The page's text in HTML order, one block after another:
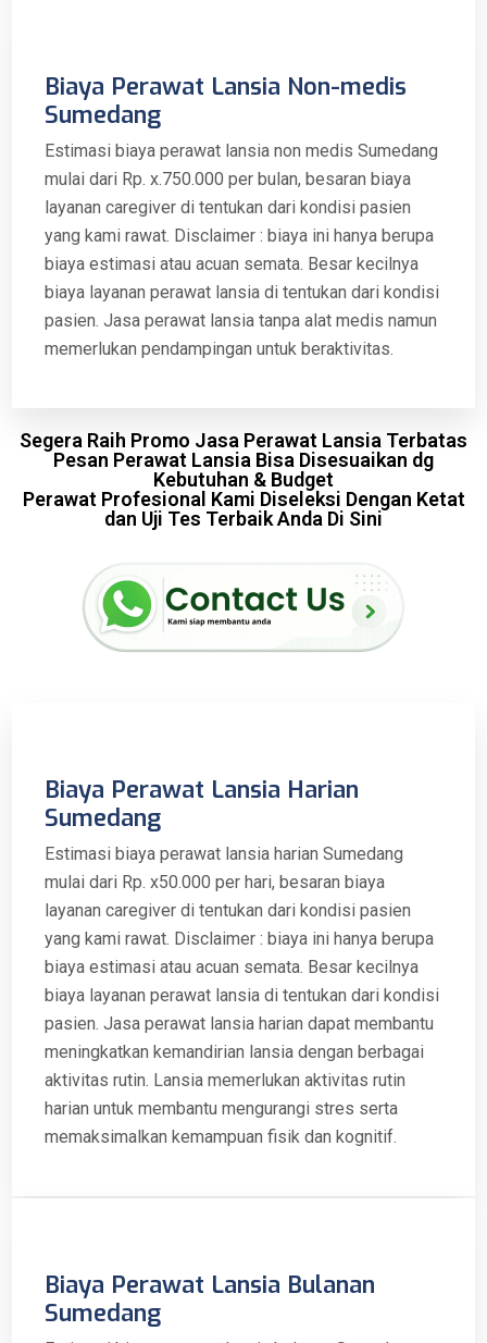
Biaya Perawat Lansia Non-medis
Sumedang
Estimasi biaya perawat lansia non medis Sumedang
mulai dari Rp. x.750.000 per bulan, besaran biaya
layanan caregiver di tentukan dari kondisi pasien
yang kami rawat. Disclaimer : biaya ini hanya berupa
biaya estimasi atau acuan semata. Besar kecilnya
biaya layanan perawat lansia di tentukan dari kondisi
pasien. Jasa perawat lansia tanpa alat medis namun
memerlukan pendampingan untuk beraktivitas.
Segera Raih Promo Jasa Perawat Lansia Terbatas
Pesan Perawat Lansia Bisa Disesuaikan dg
Kebutuhan & Budget
Perawat Profesional Kami Diseleksi Dengan Ketat
dan Uji Tes Terbaik Anda Di Sini
Biaya Perawat Lansia Harian
Sumedang
Estimasi biaya perawat lansia harian Sumedang
mulai dari Rp. x50.000 per hari, besaran biaya
layanan caregiver di tentukan dari kondisi pasien
yang kami rawat. Disclaimer : biaya ini hanya berupa
biaya estimasi atau acuan semata. Besar kecilnya
biaya layanan perawat lansia di tentukan dari kondisi
pasien. Jasa perawat lansia harian dapat membantu
meningkatkan kemandirian lansia dengan berbagai
aktivitas rutin. Lansia memerlukan aktivitas rutin
harian untuk membantu mengurangi stres serta
memaksimalkan kemampuan fisik dan kognitif.
Biaya Perawat Lansia Bulanan
Sumedang